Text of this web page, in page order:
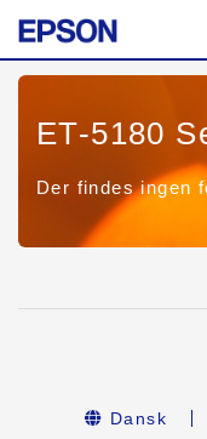
ET-5180
Der findes ingen
Dansk